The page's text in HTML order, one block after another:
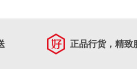
正品行货，精致